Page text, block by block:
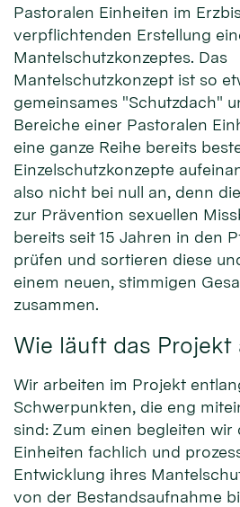
Pastoralen Einheiten im
verpflichtenden Erstellung
Mantelschutzkonzeptes. Das
Mantelschutzkonzept ist so
gemeinsames "Schutzdach"
Bereiche einer Pastoralen
eine ganze Reihe bereits
Einzelschutzkonzepte
also nicht bei null an, denn
zur Prävention sexuellen
bereits seit 15 Jahren in den
prüfen und sortieren diese
einem neuen, stimmigen
zusammen.
Wie läuft das Projekt
Wir arbeiten im Projekt
Schwerpunkten, die eng
sind: Zum einen begleiten wir
Einheiten fachlich und
Entwicklung ihres
von der Bestandsaufnahme